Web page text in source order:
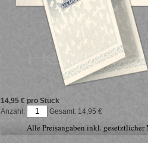
14,95 € pro Stück
Anzahl:
14,95
Alle Preisangaben inkl.